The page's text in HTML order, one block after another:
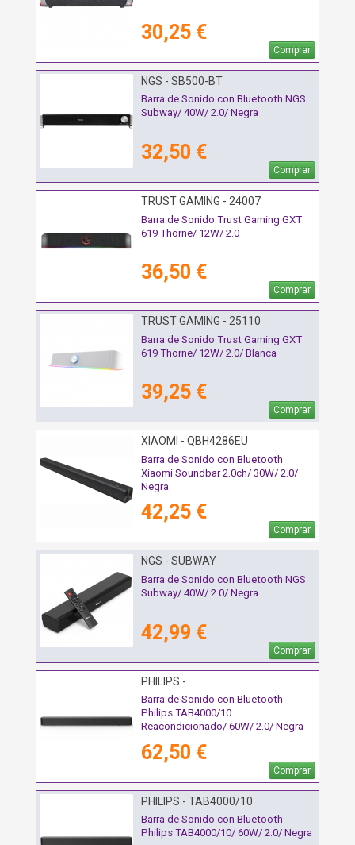
30,25 €
Comprar
NGS - SB500-BT
Barra de Sonido con Bluetooth NGS
Subway/ 40W/ 2.0/ Negra
32,50 €
Comprar
TRUST GAMING - 24007
Barra de Sonido Trust Gaming GXT
619 Thorne/ 12W/ 2.0
36,50 €
Comprar
TRUST GAMING - 25110
Barra de Sonido Trust Gaming GXT
619 Thorne/ 12W/ 2.0/ Blanca
39,25 €
Comprar
XIAOMI - QBH4286EU
Barra de Sonido con Bluetooth
Xiaomi Soundbar 2.0ch/ 30W/ 2.0/
Negra
42,25 €
Comprar
NGS - SUBWAY
Barra de Sonido con Bluetooth NGS
Subway/ 40W/ 2.0/ Negra
42,99 €
Comprar
PHILIPS -
Barra de Sonido con Bluetooth
Philips TAB4000/10
Reacondicionado/ 60W/ 2.0/ Negra
62,50 €
Comprar
PHILIPS - TAB4000/10
Barra de Sonido con Bluetooth
Philips TAB4000/10/ 60W/ 2.0/ Negra